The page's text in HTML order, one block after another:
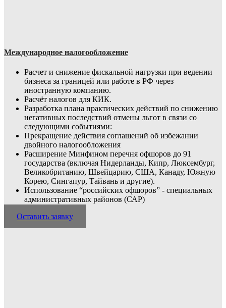
Международное налогообложение
Расчет и снижение фискальной нагрузки при ведении
бизнеса за границей или работе в РФ через
иностранную компанию.
Расчёт налогов для КИК.
Разработка плана практических действий по снижению
негативных последствий отмены льгот в связи со
следующими событиями:
Прекращение действия соглашений об избежании
двойного налогообложения
Расширение Минфином перечня офшоров до 91
государства (включая Нидерланды, Кипр, Люксембург,
Великобританию, Швейцарию, США, Канаду, Южную
Корею, Сингапур, Тайвань и другие).
Использование “российских офшоров” - специальных
административных районов (САР)
Оставить заявку